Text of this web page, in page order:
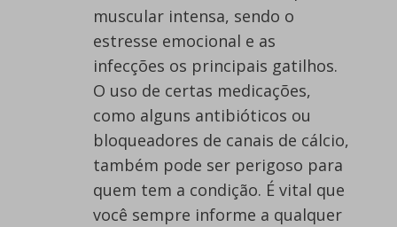
muscular intensa, sendo o
estresse emocional e as
infecções os principais gatilhos.
O uso de certas medicações,
como alguns antibióticos ou
bloqueadores de canais de cálcio,
também pode ser perigoso para
quem tem a condição. É vital que
você sempre informe a qualquer